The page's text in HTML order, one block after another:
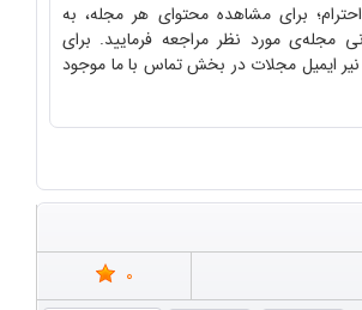
برای مشاهده محتوای هر مجله، به
مجله‌ی مورد نظر مراجعه فرمایید. برای
نیر ایمیل مجلات در بخش تماس با ما موجود
0